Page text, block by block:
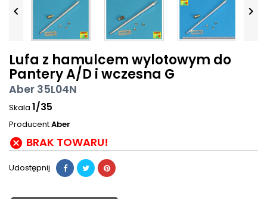
 
Lufa z hamulcem wylotowym do
Pantery A/D i wczesna G
Aber 35L04N
Skala 1/35
ProducentAber
 BRAK TOWARU!
Udostępnij